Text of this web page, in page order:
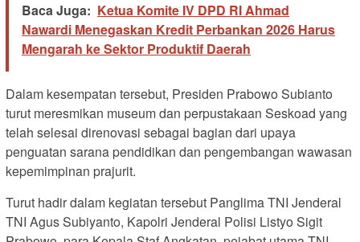
Baca Juga: Ketua Komite IV DPD RI Ahmad
Nawardi Menegaskan Kredit Perbankan 2026 Harus
Mengarah ke Sektor Produktif Daerah
Dalam kesempatan tersebut, Presiden Prabowo Subianto
turut meresmikan museum dan perpustakaan Seskoad yang
telah selesai direnovasi sebagai bagian dari upaya
penguatan sarana pendidikan dan pengembangan wawasan
kepemimpinan prajurit.
Turut hadir dalam kegiatan tersebut Panglima TNI Jenderal
TNI Agus Subiyanto, Kapolri Jenderal Polisi Listyo Sigit